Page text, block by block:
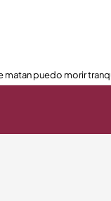
matan puedo morir